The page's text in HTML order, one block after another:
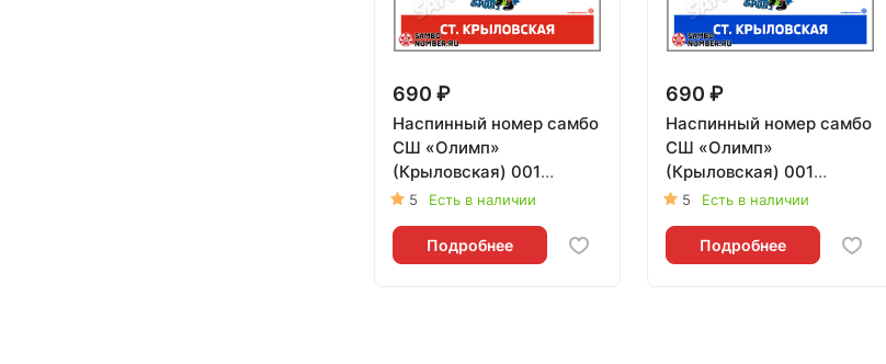
690 ₽
Наспинный номер самбо
СШ «Олимп»
(Крыловская) 001
(красный) - L
5 Есть в наличии
Подробнее
690 ₽
Наспинный номер самбо
СШ «Олимп»
(Крыловская) 001
(синий) - L
5 Есть в наличии
Подробнее